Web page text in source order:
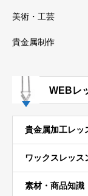
美術・工芸
貴金属制作
WEBレ
貴金属加工レッ
ワックスレッス
素材・商品知識